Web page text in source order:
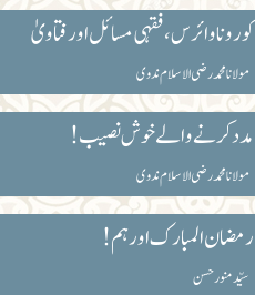
کورونا وائرس ،فقہی مسائل اور فتاویٰ
مولانا محمد رضی الاسلام ندوی
مدد کرنے والے خوش نصیب!
مولانا محمد رضی الاسلام ندوی
رمضان المبارک اور ہم!
سیّد منور حسن